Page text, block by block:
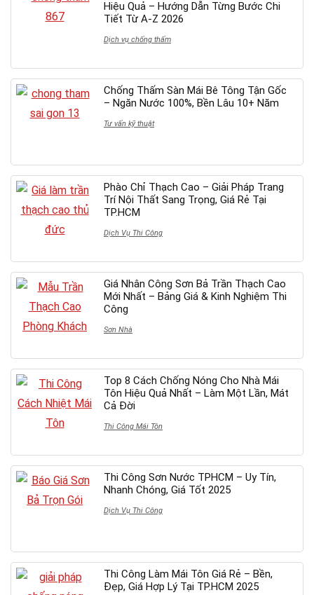
Hiệu Quả – Hướng Dẫn Từng Bước Chi
Tiết Từ A-Z 2026
Dịch vụ chống thấm
Chống Thấm Sàn Mái Bê Tông Tận Gốc
– Ngăn Nước 100%, Bền Lâu 10+ Năm
Tư vấn kỹ thuật
Phào Chỉ Thạch Cao – Giải Pháp Trang
Trí Nội Thất Sang Trọng, Giá Rẻ Tại
TP.HCM
Dịch Vụ Thi Công
Giá Nhân Công Sơn Bả Trần Thạch Cao
Mới Nhất – Bảng Giá & Kinh Nghiệm Thi
Công
Sơn Nhà
Top 8 Cách Chống Nóng Cho Nhà Mái
Tôn Hiệu Quả Nhất – Làm Một Lần, Mát
Cả Đời
Thi Công Mái Tôn
Thi Công Sơn Nước TPHCM – Uy Tín,
Nhanh Chóng, Giá Tốt 2025
Dịch Vụ Thi Công
Thi Công Làm Mái Tôn Giá Rẻ – Bền,
Đẹp, Giá Hợp Lý Tại TP.HCM 2025